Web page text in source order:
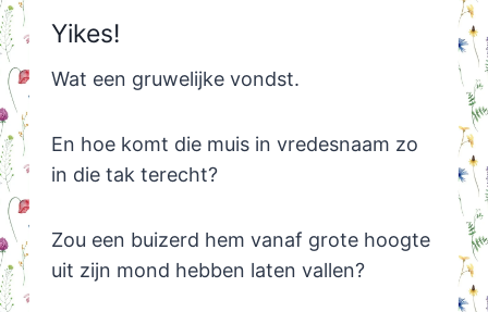
Yikes!
Wat een gruwelijke vondst.
En hoe komt die muis in vredesnaam zo
in die tak terecht?
Zou een buizerd hem vanaf grote hoogte
uit zijn mond hebben laten vallen?